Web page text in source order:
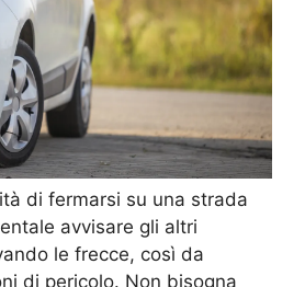
di fermarsi su una strada
avvisare gli altri
le frecce, così da
di pericolo. Non bisogna